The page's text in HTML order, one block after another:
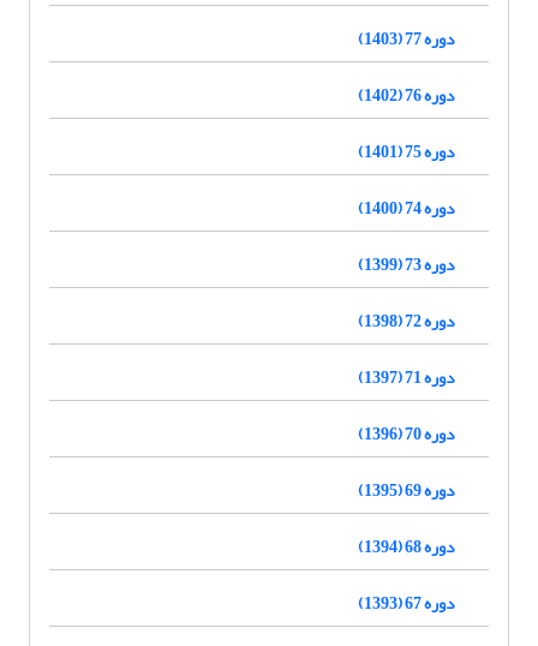
دوره 77 (1403)
دوره 76 (1402)
دوره 75 (1401)
دوره 74 (1400)
دوره 73 (1399)
دوره 72 (1398)
دوره 71 (1397)
دوره 70 (1396)
دوره 69 (1395)
دوره 68 (1394)
دوره 67 (1393)